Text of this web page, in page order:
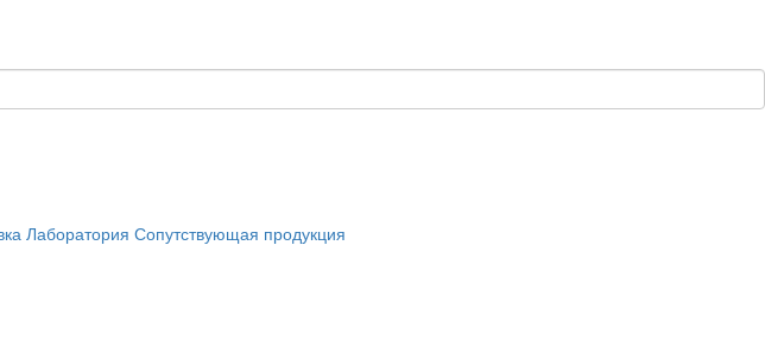
Лаборатория Сопутствующая продукция